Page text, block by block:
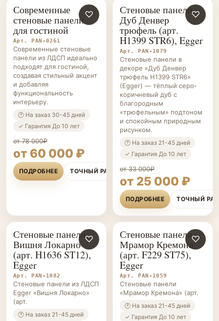
СТЕНОВЫЕ
ПАНЕЛИ НА ЗАКАЗ
♡
Современные
стеновые панели
для гостиной
Арт. PAN-0261
Современные стеновые
панели из ЛДСП идеально
подходят для гостиной,
создавая стильный акцент
и добавляя
функциональность
интерьеру.
🕐 На заказ 30-45 дней
✓ Гарантия До 10 лет
от 78 000₽
от 60 000 ₽
ПОДРОБНЕЕ ТОЧНЫЙ РАСЧЁТ
СТЕНОВЫЕ
ПАНЕЛИ НА ЗАКАЗ
♡
Стеновые панели
Дуб Денвер
трюфель (арт.
H1399 STR6), Egger
Арт. PAN-1079
Стеновые панели в
декоре «Дуб Денвер
трюфель H1399 STR6»
(Egger) — тёплый серо-
коричневый дуб с
благородным
«трюфельным» подтоном
и спокойным природным
рисунком.
🕐 На заказ 21-45 дней
✓ Гарантия До 10 лет
от 33 000₽
от 25 000 ₽
ПОДРОБНЕЕ ТОЧНЫЙ
СТЕНОВЫЕ
ПАНЕЛИ НА ЗАКАЗ
♡
Стеновые панели
Вишня Локарно
(арт. H1636 ST12),
Egger
Арт. PAN-1082
Стеновые панели из ЛДСП
Egger «Вишня Локарно»
(арт.
🕐 На заказ 21-45 дней
СТЕНОВЫЕ
ПАНЕЛИ НА ЗАКАЗ
♡
Стеновые панели
Мрамор Кремона
(арт. F229 ST75),
Egger
Арт. PAN-1059
Стеновые панели
«Мрамор Кремона» (арт.
🕐 На заказ 21-45 дней
✓ Гарантия До 10 лет